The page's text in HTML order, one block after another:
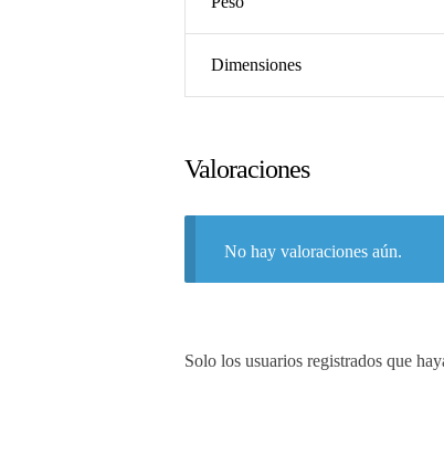
Dimensiones
Valoraciones
No hay valoraciones aún.
Solo los usuarios registrados que